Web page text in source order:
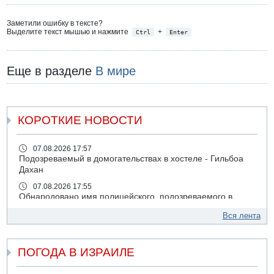
Заметили ошибку в тексте?
Выделите текст мышью и нажмите
Ctrl + Enter
Еще в разделе В мире
КОРОТКИЕ НОВОСТИ
07.08.2026 17:57
Подозреваемый в домогательствах в хостеле - Гильбоа
Дахан
07.08.2026 17:55
Обнародовано имя полицейского, подозреваемого в
07.08.2026 17:51
Вся лента
ПОГОДА В ИЗРАИЛЕ